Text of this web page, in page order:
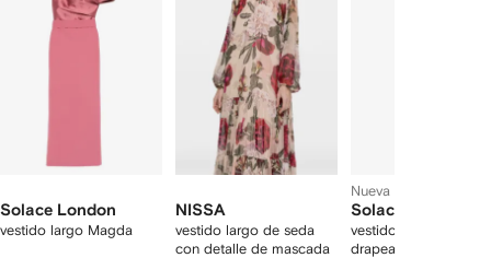
Solace London
vestido largo Magda
NISSA
vestido largo de seda
con detalle de mascada
Nueva temporada
Solace London
vestido largo con
drapeado y hombro